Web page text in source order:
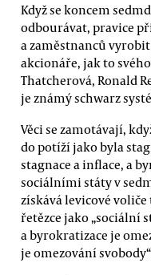
Když se koncem
odbourávat, pravice
a zaměstnanců
akcionáře, jak to
Thatcherová, Ronald
je známý schwarz
Věci se zamotávají,
do potíží jako byla
stagnace a inflace, a
sociálními státy v
získává levicové
řetězce jako „sociální
a byrokratizace je
je omezování